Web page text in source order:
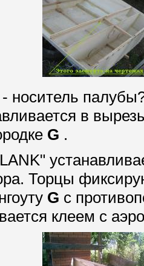
носитель
в
G .
Торцы
G c
клеем с